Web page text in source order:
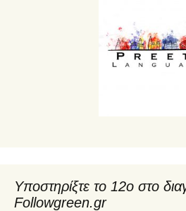
Υποστηρίξτε το 12ο στο
Followgreen.gr